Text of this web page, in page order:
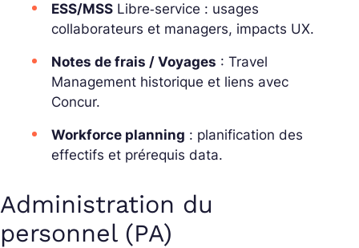
ESS/MSS Libre‑service : usages
collaborateurs et managers, impacts UX.
Notes de frais / Voyages : Travel
Management historique et liens avec
Concur.
Workforce planning : planification des
effectifs et prérequis data.
Administration du
personnel (PA)